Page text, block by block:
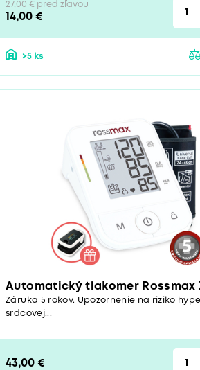
27,00 € pred zľavou
14,00 €
>5 ks
Automatický tlakomer Rossmax
Záruka 5 rokov. Upozornenie na riziko
srdcovej...
43,00 €